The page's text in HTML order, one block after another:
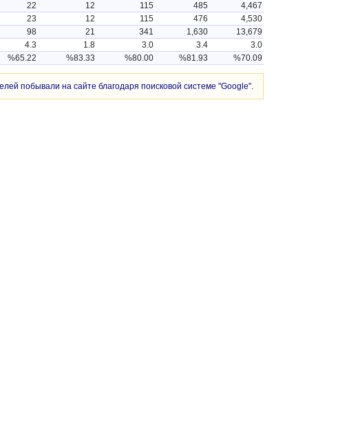
22 12 115 485
4,467
23 12 115 476
4,530
98 21 341 1,630
13,679
4.3 1.8 3.0 3.4
3.0
%65.22 %83.33 %80.00 %81.93 %70.09
побывали на сайте благодаря поисковой системе "Google".